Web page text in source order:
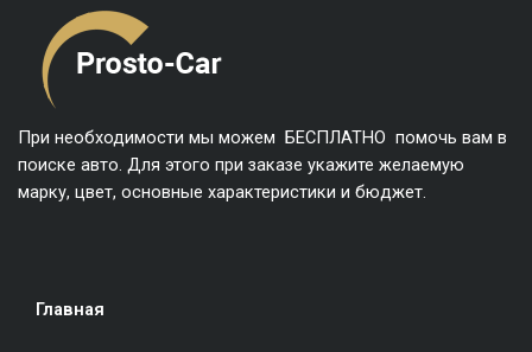
При необходимости мы можем БЕСПЛАТНО помочь вам в
поиске авто. Для этого при заказе укажите желаемую
марку, цвет, основные характеристики и бюджет.
Главная